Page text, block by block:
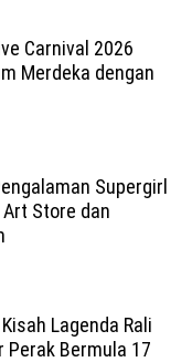
Carnival 2026
Merdeka dengan
Supergirl
Store dan
Lagenda Rali
Perak Bermula 17